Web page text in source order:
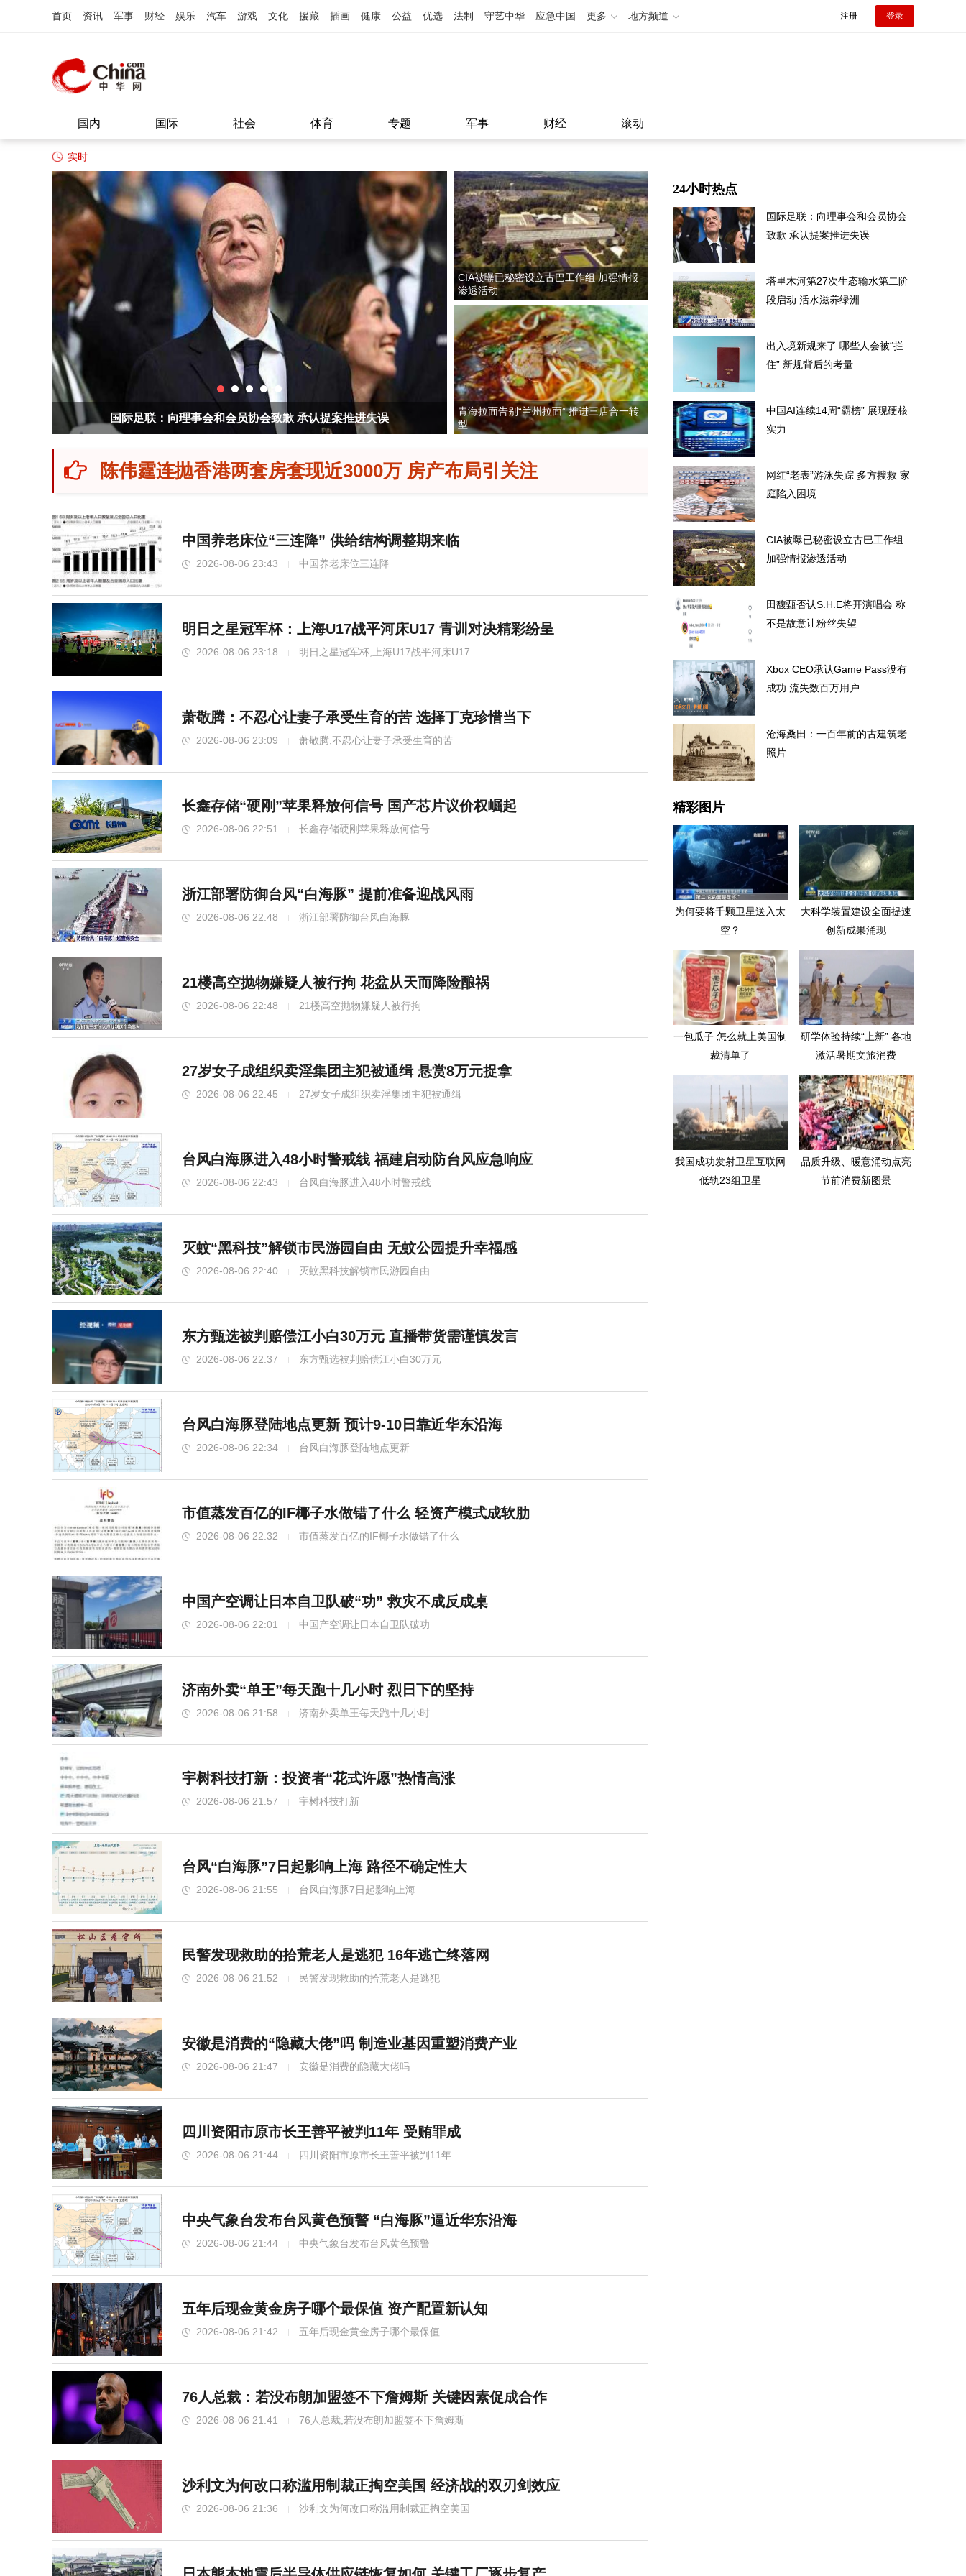
首页 资讯 军事 财经 娱乐 汽车 游戏 文化 援藏 插画 健康 公益 优选 法制 守艺中华 应急中国 更多 地方频道 注册 登录
国内 国际 社会 体育 专题 军事 财经 滚动
实时
塔里木河第27次生态输水第二阶段启动 活水滋养绿洲 出入境新规来了 哪些人会被“拦住” 新规背后的考量
CIA被曝已秘密设立古巴工作组 加强情报
渗透活动
青海拉面告别“兰州拉面” 推进三店合一转
型
陈伟霆连抛香港两套房套现近3000万 房产布局引关注
中国养老床位“三连降” 供给结构调整期来临
2026-08-06 23:43 中国养老床位三连降
明日之星冠军杯：上海U17战平河床U17 青训对决精彩纷呈
2026-08-06 23:18 明日之星冠军杯,上海U17战平河床U17
萧敬腾：不忍心让妻子承受生育的苦 选择丁克珍惜当下
2026-08-06 23:09 萧敬腾,不忍心让妻子承受生育的苦
长鑫存储“硬刚”苹果释放何信号 国产芯片议价权崛起
2026-08-06 22:51 长鑫存储硬刚苹果释放何信号
浙江部署防御台风“白海豚” 提前准备迎战风雨
2026-08-06 22:48 浙江部署防御台风白海豚
21楼高空抛物嫌疑人被行拘 花盆从天而降险酿祸
2026-08-06 22:48 21楼高空抛物嫌疑人被行拘
27岁女子成组织卖淫集团主犯被通缉 悬赏8万元捉拿
2026-08-06 22:45 27岁女子成组织卖淫集团主犯被通缉
台风白海豚进入48小时警戒线 福建启动防台风应急响应
2026-08-06 22:43 台风白海豚进入48小时警戒线
灭蚊“黑科技”解锁市民游园自由 无蚊公园提升幸福感
2026-08-06 22:40 灭蚊黑科技解锁市民游园自由
东方甄选被判赔偿江小白30万元 直播带货需谨慎发言
2026-08-06 22:37 东方甄选被判赔偿江小白30万元
台风白海豚登陆地点更新 预计9-10日靠近华东沿海
2026-08-06 22:34 台风白海豚登陆地点更新
市值蒸发百亿的IF椰子水做错了什么 轻资产模式成软肋
2026-08-06 22:32 市值蒸发百亿的IF椰子水做错了什么
中国产空调让日本自卫队破“功” 救灾不成反成桌
2026-08-06 22:01 中国产空调让日本自卫队破功
济南外卖“单王”每天跑十几小时 烈日下的坚持
2026-08-06 21:58 济南外卖单王每天跑十几小时
宇树科技打新：投资者“花式许愿”热情高涨
2026-08-06 21:57 宇树科技打新
台风“白海豚”7日起影响上海 路径不确定性大
2026-08-06 21:55 台风白海豚7日起影响上海
民警发现救助的拾荒老人是逃犯 16年逃亡终落网
2026-08-06 21:52 民警发现救助的拾荒老人是逃犯
安徽是消费的“隐藏大佬”吗 制造业基因重塑消费产业
2026-08-06 21:47 安徽是消费的隐藏大佬吗
四川资阳市原市长王善平被判11年 受贿罪成
2026-08-06 21:44 四川资阳市原市长王善平被判11年
中央气象台发布台风黄色预警 “白海豚”逼近华东沿海
2026-08-06 21:44 中央气象台发布台风黄色预警
五年后现金黄金房子哪个最保值 资产配置新认知
2026-08-06 21:42 五年后现金黄金房子哪个最保值
76人总裁：若没布朗加盟签不下詹姆斯 关键因素促成合作
2026-08-06 21:41 76人总裁,若没布朗加盟签不下詹姆斯
沙利文为何改口称滥用制裁正掏空美国 经济战的双刃剑效应
2026-08-06 21:36 沙利文为何改口称滥用制裁正掏空美国
24小时热点
国际足联：向理事会和会员协会
致歉 承认提案推进失误
塔里木河第27次生态输水第二阶
段启动 活水滋养绿洲
出入境新规来了 哪些人会被“拦
住” 新规背后的考量
中国AI连续14周“霸榜” 展现硬核
实力
网红“老表”游泳失踪 多方搜救 家
庭陷入困境
CIA被曝已秘密设立古巴工作组
加强情报渗透活动
田馥甄否认S.H.E将开演唱会 称
不是故意让粉丝失望
Xbox CEO承认Game Pass没有
成功 流失数百万用户
沧海桑田：一百年前的古建筑老
照片
精彩图片
为何要将千颗卫星送入太
空？
大科学装置建设全面提速
创新成果涌现
一包瓜子 怎么就上美国制
裁清单了
研学体验持续“上新” 各地
激活暑期文旅消费
我国成功发射卫星互联网
低轨23组卫星
品质升级、暖意涌动点亮
节前消费新图景